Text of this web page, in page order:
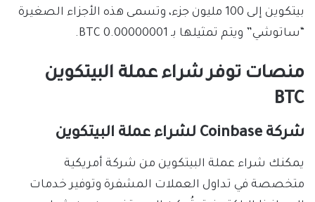
بيتكوين إلى 100 مليون جزء، وتسمى هذه الأجزاء الصغيرة
“ساتوشي” ويتم تمثيلها بـ 0.00000001 BTC.
منصات توفر شراء عملة البيتكوين
BTC
شركة Coinbase لشراء عملة البيتكوين
يمكنك شراء عملة البيتكوين من شركة أمريكية
متخصصة في تداول العملات المشفرة وتوفير خدمات